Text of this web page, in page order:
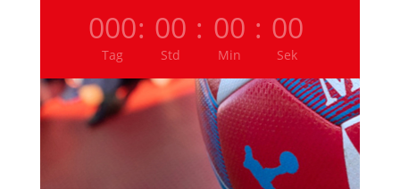
000
Tag
: 00
Std
: 00
Min
: 00
Sek